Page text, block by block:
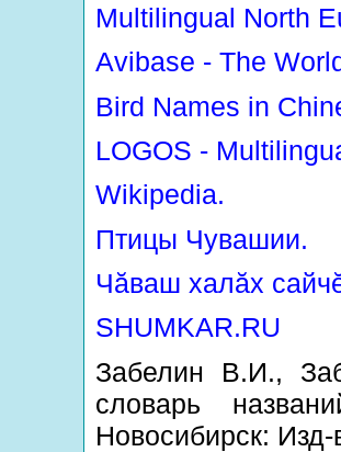
Multilingual North
Avibase - The
Bird Names in
LOGOS -
Wikipedia.
Птицы Чувашии.
Чăваш халăх
SHUMKAR.RU
Забелин В.И.,
словарь
Новосибирск: